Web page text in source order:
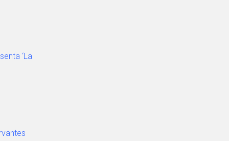
‘La